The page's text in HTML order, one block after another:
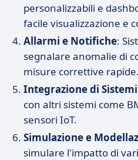
personalizzabili e
facile visualizzazione e
Allarmi e Notifiche:
segnalare anomalie di
misure correttive rapide.
Integrazione di Sistemi
con altri sistemi come
sensori IoT.
Simulazione e
simulare l'impatto di